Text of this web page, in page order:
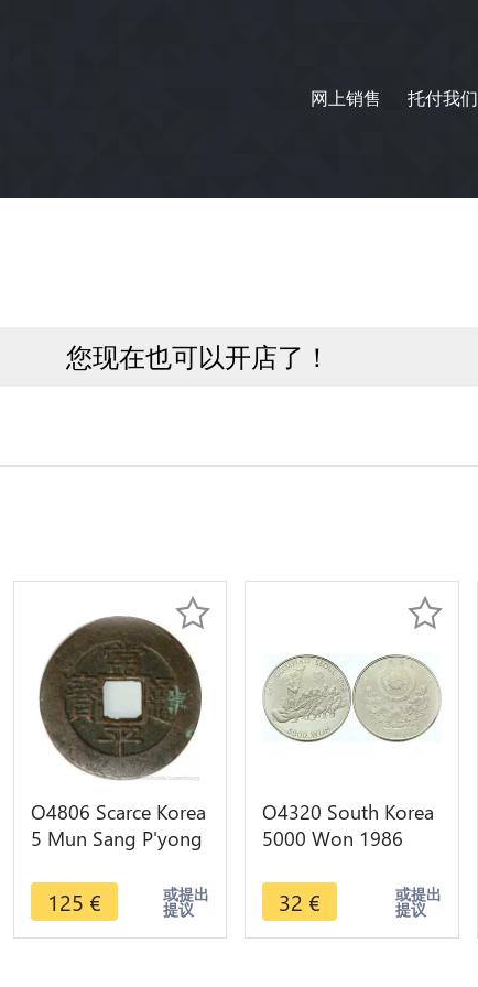
网上销售 托付我们
您现在也可以开店了！
O4806 Scarce Korea
5 Mun Sang P'yong
Series 2 (二) ->
Make offer
125 € 或提出
提议
O4320 South Korea
5000 Won 1986
1988 Proof Silver -
>Make offer
32 € 或提出
提议